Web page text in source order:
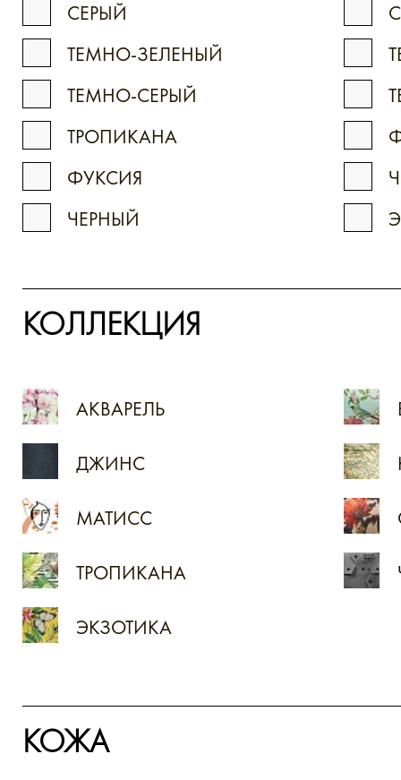
СЕРЫЙ
ТЕМНО-ЗЕЛЕНЫЙ
ТЕМНО-СЕРЫЙ
ТРОПИКАНА
ФУКСИЯ
ЧЕРНЫЙ
КОЛЛЕКЦИЯ
АКВАРЕЛЬ
ДЖИНС
МАТИСС
ТРОПИКАНА
ЭКЗОТИКА
КОЖА